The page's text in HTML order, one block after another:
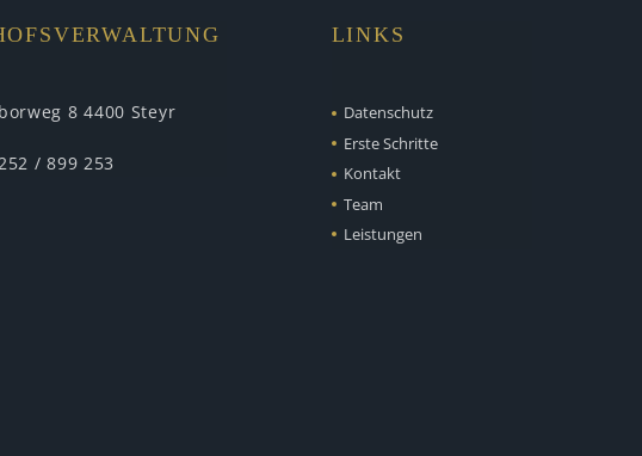
8 4400 Steyr
/ 899 253
LINKS
Datenschutz
Erste Schritte
Kontakt
Team
Leistungen